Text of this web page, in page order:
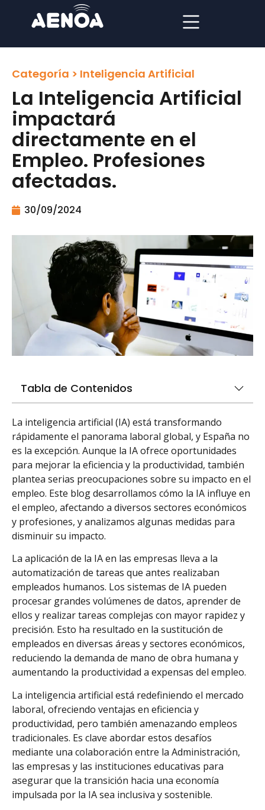
Categoría > Inteligencia Artificial
La Inteligencia Artificial
impactará
directamente en el
Empleo. Profesiones
afectadas.
30/09/2024
Tabla de Contenidos
La inteligencia artificial (IA) está transformando
rápidamente el panorama laboral global, y España no
es la excepción. Aunque la IA ofrece oportunidades
para mejorar la eficiencia y la productividad, también
plantea serias preocupaciones sobre su impacto en el
empleo. Este blog desarrollamos cómo la IA influye en
el empleo, afectando a diversos sectores económicos
y profesiones, y analizamos algunas medidas para
disminuir su impacto.
La aplicación de la IA en las empresas lleva a la
automatización de tareas que antes realizaban
empleados humanos. Los sistemas de IA pueden
procesar grandes volúmenes de datos, aprender de
ellos y realizar tareas complejas con mayor rapidez y
precisión. Esto ha resultado en la sustitución de
empleados en diversas áreas y sectores económicos,
reduciendo la demanda de mano de obra humana y
aumentando la productividad a expensas del empleo.
La inteligencia artificial está redefiniendo el mercado
laboral, ofreciendo ventajas en eficiencia y
productividad, pero también amenazando empleos
tradicionales. Es clave abordar estos desafíos
mediante una colaboración entre la Administración,
las empresas y las instituciones educativas para
asegurar que la transición hacia una economía
impulsada por la IA sea inclusiva y sostenible.